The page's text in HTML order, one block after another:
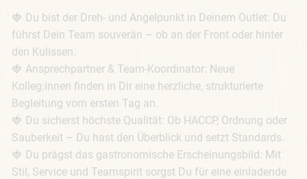
🍓 Du bist der Dreh- und Angelpunkt in Deinem Outlet: Du
führst Dein Team souverän – ob an der Front oder hinter
den Kulissen.
🍓 Ansprechpartner & Team-Koordinator: Neue
Kolleg:innen finden in Dir eine herzliche, strukturierte
Begleitung vom ersten Tag an.
🍓 Du sicherst höchste Qualität: Ob HACCP, Ordnung oder
Sauberkeit – Du hast den Überblick und setzt Standards.
🍓 Du prägst das gastronomische Erscheinungsbild: Mit
Stil, Service und Teamspirit sorgst Du für eine einladende